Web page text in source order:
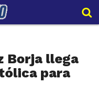
Borja llega
para